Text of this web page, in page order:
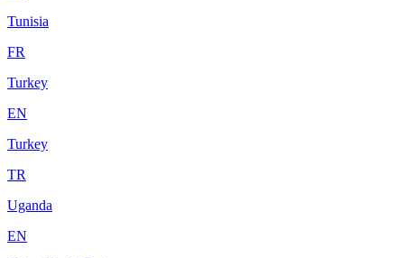
Tunisia
FR
Turkey
EN
Turkey
TR
Uganda
EN